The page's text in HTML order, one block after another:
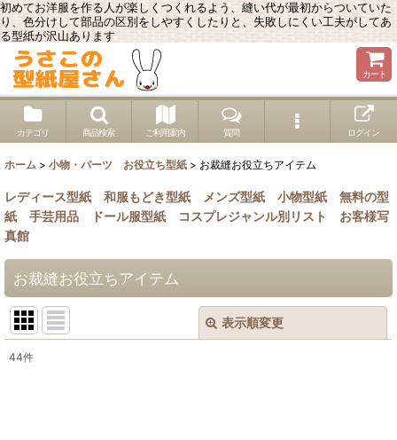
初めてお洋服を作る人が楽しくつくれるよう、縫い代が最初からついていた
り、色分けして部品の区別をしやすくしたりと、失敗しにくい工夫がしてあ
る型紙が沢山あります
カート
カテゴリ 商品検索 ご利用案内 質問 ログイン
ホーム > 小物・パーツ お役立ち型紙 > お裁縫お役立ちアイテム
レディース型紙 和服もどき型紙 メンズ型紙 小物型紙
無料の型
紙
手芸用品 ドール服型紙 コスプレジャンル別リスト
お客様写
真館
お裁縫お役立ちアイテム
表示順変更
44件